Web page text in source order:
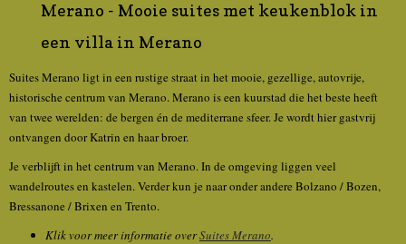
Merano - Mooie suites met keukenblok in
een villa in Merano
Suites Merano ligt in een rustige straat in het mooie, gezellige, autovrije,
historische centrum van Merano. Merano is een kuurstad die het beste heeft
van twee werelden: de bergen én de mediterrane sfeer. Je wordt hier gastvrij
ontvangen door Katrin en haar broer.
Je verblijft in het centrum van Merano. In de omgeving liggen veel
wandelroutes en kastelen. Verder kun je naar onder andere Bolzano / Bozen,
Bressanone / Brixen en Trento.
Klik voor meer informatie overSuites Merano.